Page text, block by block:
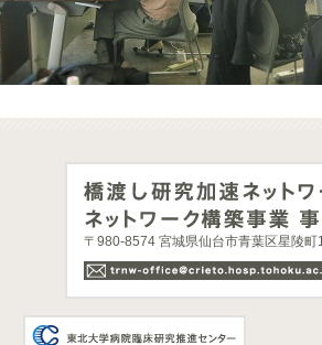
〒980-8574 宮城県仙台市青葉区星陵